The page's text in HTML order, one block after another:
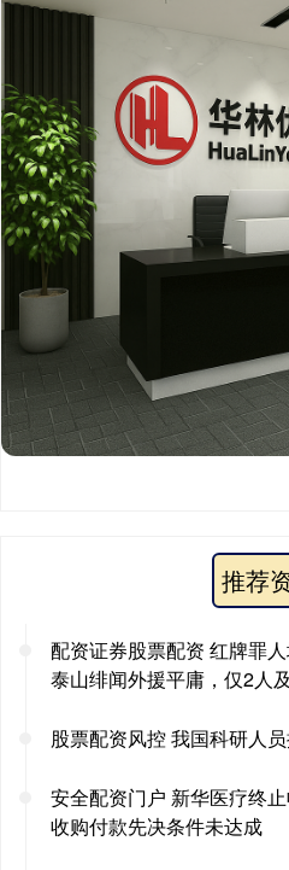
推荐
配资证券股票配资 红牌罪
泰山绯闻外援平庸，仅2人
股票配资风控 我国科研人
安全配资门户 新华医疗终
收购付款先决条件未达成